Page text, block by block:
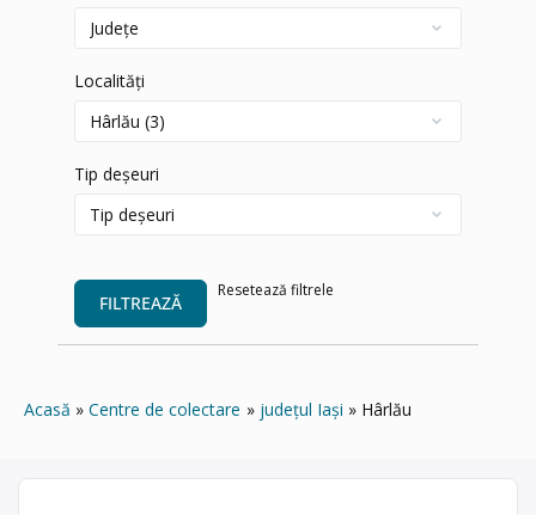
Localități
Tip deșeuri
FILTREAZĂ
Resetează filtrele
Acasă Centre de colectare județul Iași Hârlău